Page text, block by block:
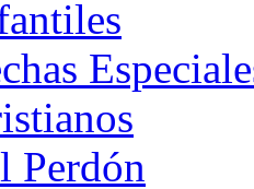
Perdón